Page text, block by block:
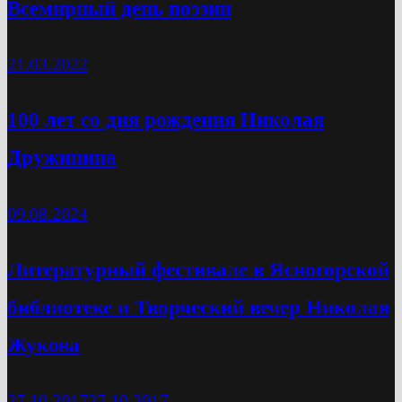
Всемирный день поэзии
21.03.2022
100 лет со дня рождения Николая
Дружинина
09.08.2024
Литературный фестивале в Ясногорской
библиотеке и Творческий вечер Николая
Жукова